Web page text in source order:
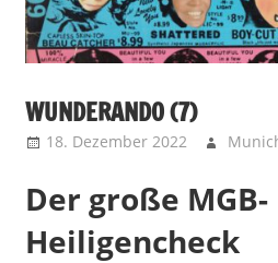
WUNDERANDO (7)
18. Dezember 2022
Der große MGB-
Heiligencheck